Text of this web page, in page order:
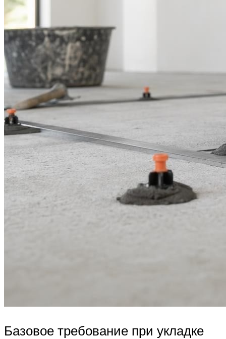
Базовое требование при укладке